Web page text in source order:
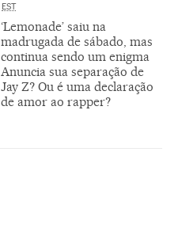
EST
‘Lemonade’ saiu na
madrugada de sábado, mas
continua sendo um enigma
Anuncia sua separação de
Jay Z? Ou é uma declaração
de amor ao rapper?